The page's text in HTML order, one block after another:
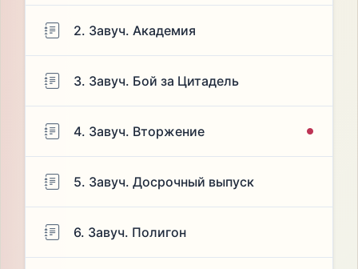
2. Завуч. Академия
3. Завуч. Бой за Цитадель
4. Завуч. Вторжение
5. Завуч. Досрочный выпуск
6. Завуч. Полигон